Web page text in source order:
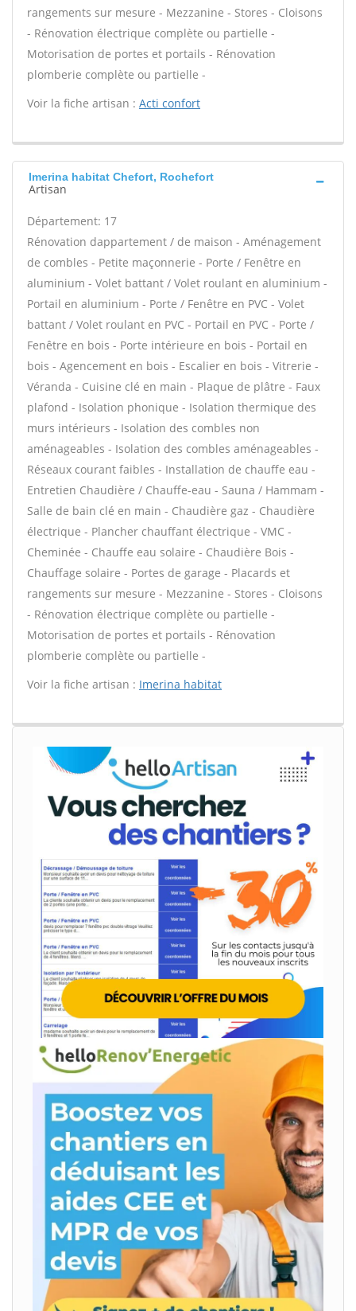
rangements sur mesure - Mezzanine - Stores - Cloisons
- Rénovation électrique complète ou partielle -
Motorisation de portes et portails - Rénovation
plomberie complète ou partielle -
Voir la fiche artisan : Acti confort
Imerina habitat Chefort, Rochefort
Artisan
Département: 17
Rénovation dappartement / de maison - Aménagement
de combles - Petite maçonnerie - Porte / Fenêtre en
aluminium - Volet battant / Volet roulant en aluminium -
Portail en aluminium - Porte / Fenêtre en PVC - Volet
battant / Volet roulant en PVC - Portail en PVC - Porte /
Fenêtre en bois - Porte intérieure en bois - Portail en
bois - Agencement en bois - Escalier en bois - Vitrerie -
Véranda - Cuisine clé en main - Plaque de plâtre - Faux
plafond - Isolation phonique - Isolation thermique des
murs intérieurs - Isolation des combles non
aménageables - Isolation des combles aménageables -
Réseaux courant faibles - Installation de chauffe eau -
Entretien Chaudière / Chauffe-eau - Sauna / Hammam -
Salle de bain clé en main - Chaudière gaz - Chaudière
électrique - Plancher chauffant électrique - VMC -
Cheminée - Chauffe eau solaire - Chaudière Bois -
Chauffage solaire - Portes de garage - Placards et
rangements sur mesure - Mezzanine - Stores - Cloisons
- Rénovation électrique complète ou partielle -
Motorisation de portes et portails - Rénovation
plomberie complète ou partielle -
Voir la fiche artisan : Imerina habitat